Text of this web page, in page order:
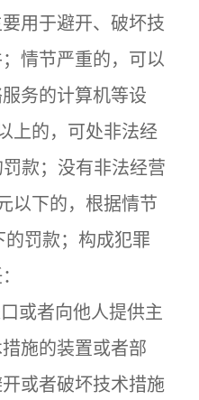
用于避开、破坏技
情节严重的，可以
务的计算机等设
上的，可处非法经
款；没有非法经营
以下的，根据情节
罚款；构成犯罪
或者向他人提供主
施的装置或者部
或者破坏技术措施